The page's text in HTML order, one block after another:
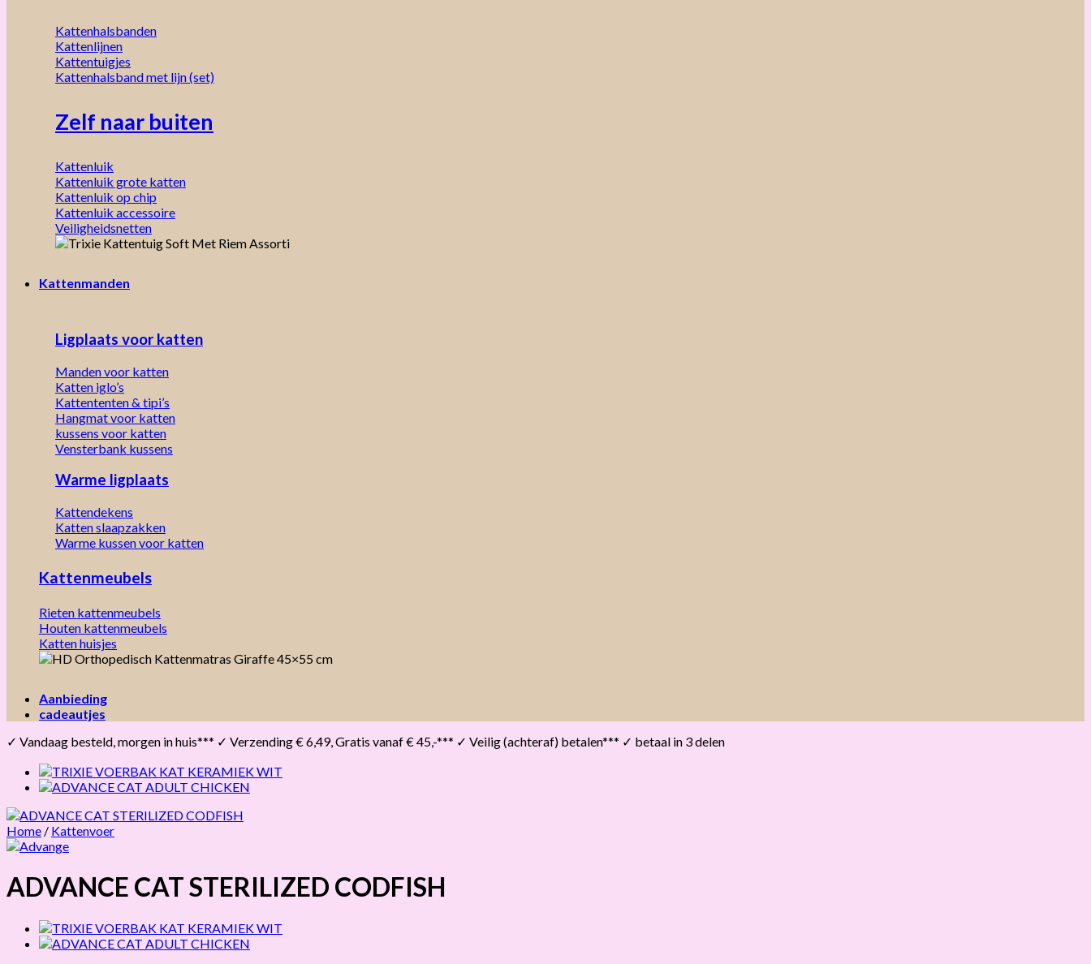
Kattenhalsbanden
Kattenlijnen
Kattentuigjes
Kattenhalsband met lijn (set)
Zelf naar buiten
Kattenluik
Kattenluik grote katten
Kattenluik op chip
Kattenluik accessoire
Veiligheidsnetten
Kattenmanden
Ligplaats voor katten
Manden voor katten
Katten iglo’s
Kattententen & tipi’s
Hangmat voor katten
kussens voor katten
Vensterbank kussens
Warme ligplaats
Kattendekens
Katten slaapzakken
Warme kussen voor katten
Kattenmeubels
Rieten kattenmeubels
Houten kattenmeubels
Katten huisjes
Aanbieding
cadeautjes
✓ Vandaag besteld, morgen in huis*** ✓ Verzending € 6,49, Gratis vanaf € 45,-*** ✓ Veilig (achteraf) betalen*** ✓ betaal in 3 delen
Home / Kattenvoer
ADVANCE CAT STERILIZED CODFISH